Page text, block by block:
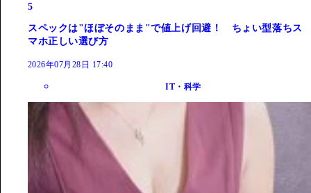
5
スペックは"ほぼそのまま"で値上げ回避！ ちょい型落ちス
マホ正しい選び方
2026年07月28日 17:40
IT・科学